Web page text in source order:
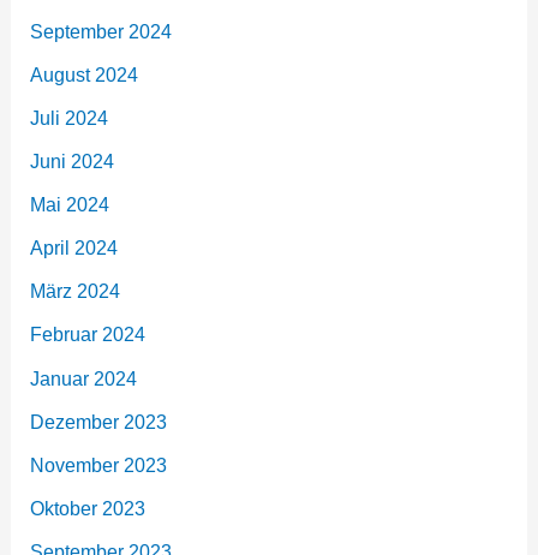
September 2024
August 2024
Juli 2024
Juni 2024
Mai 2024
April 2024
März 2024
Februar 2024
Januar 2024
Dezember 2023
November 2023
Oktober 2023